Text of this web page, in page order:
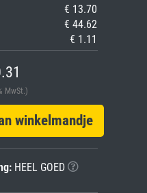
€ 13.70
€ 44.62
€ 1.11
MwSt.)
winkelmandje
HEEL GOED